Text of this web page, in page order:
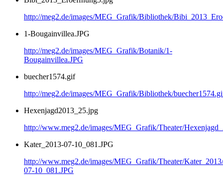
http://meg2.de/images/MEG_Grafik/Bibliothek/
1-Bougainvillea.JPG
http://meg2.de/images/MEG_Grafik/Botanik/1-
Bougainvillea.JPG
buecher1574.gif
http://meg2.de/images/MEG_Grafik/Bibliothek/
Hexenjagd2013_25.jpg
http://www.meg2.de/images/MEG_Grafik/Theater/
Kater_2013-07-10_081.JPG
http://www.meg2.de/images/MEG_Grafik/Theater/
07-10_081.JPG